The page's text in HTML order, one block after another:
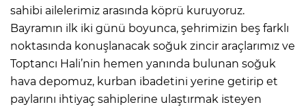
sahibi ailelerimiz arasında köprü kuruyoruz.
Bayramın ilk iki günü boyunca, şehrimizin beş farklı
noktasında konuşlanacak soğuk zincir araçlarımız ve
Toptancı Hali’nin hemen yanında bulunan soğuk
hava depomuz, kurban ibadetini yerine getirip et
paylarını ihtiyaç sahiplerine ulaştırmak isteyen